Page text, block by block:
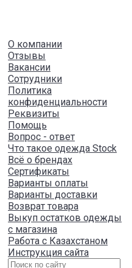
О компании
Отзывы
Вакансии
Сотрудники
Политика
конфиденциальности
Реквизиты
Помощь
Вопрос - ответ
Что такое одежда Stock
Всё о брендах
Сертификаты
Варианты оплаты
Варианты доставки
Возврат товара
Выкуп остатков одежды
с магазина
Работа с Казахстаном
Инструкция сайта